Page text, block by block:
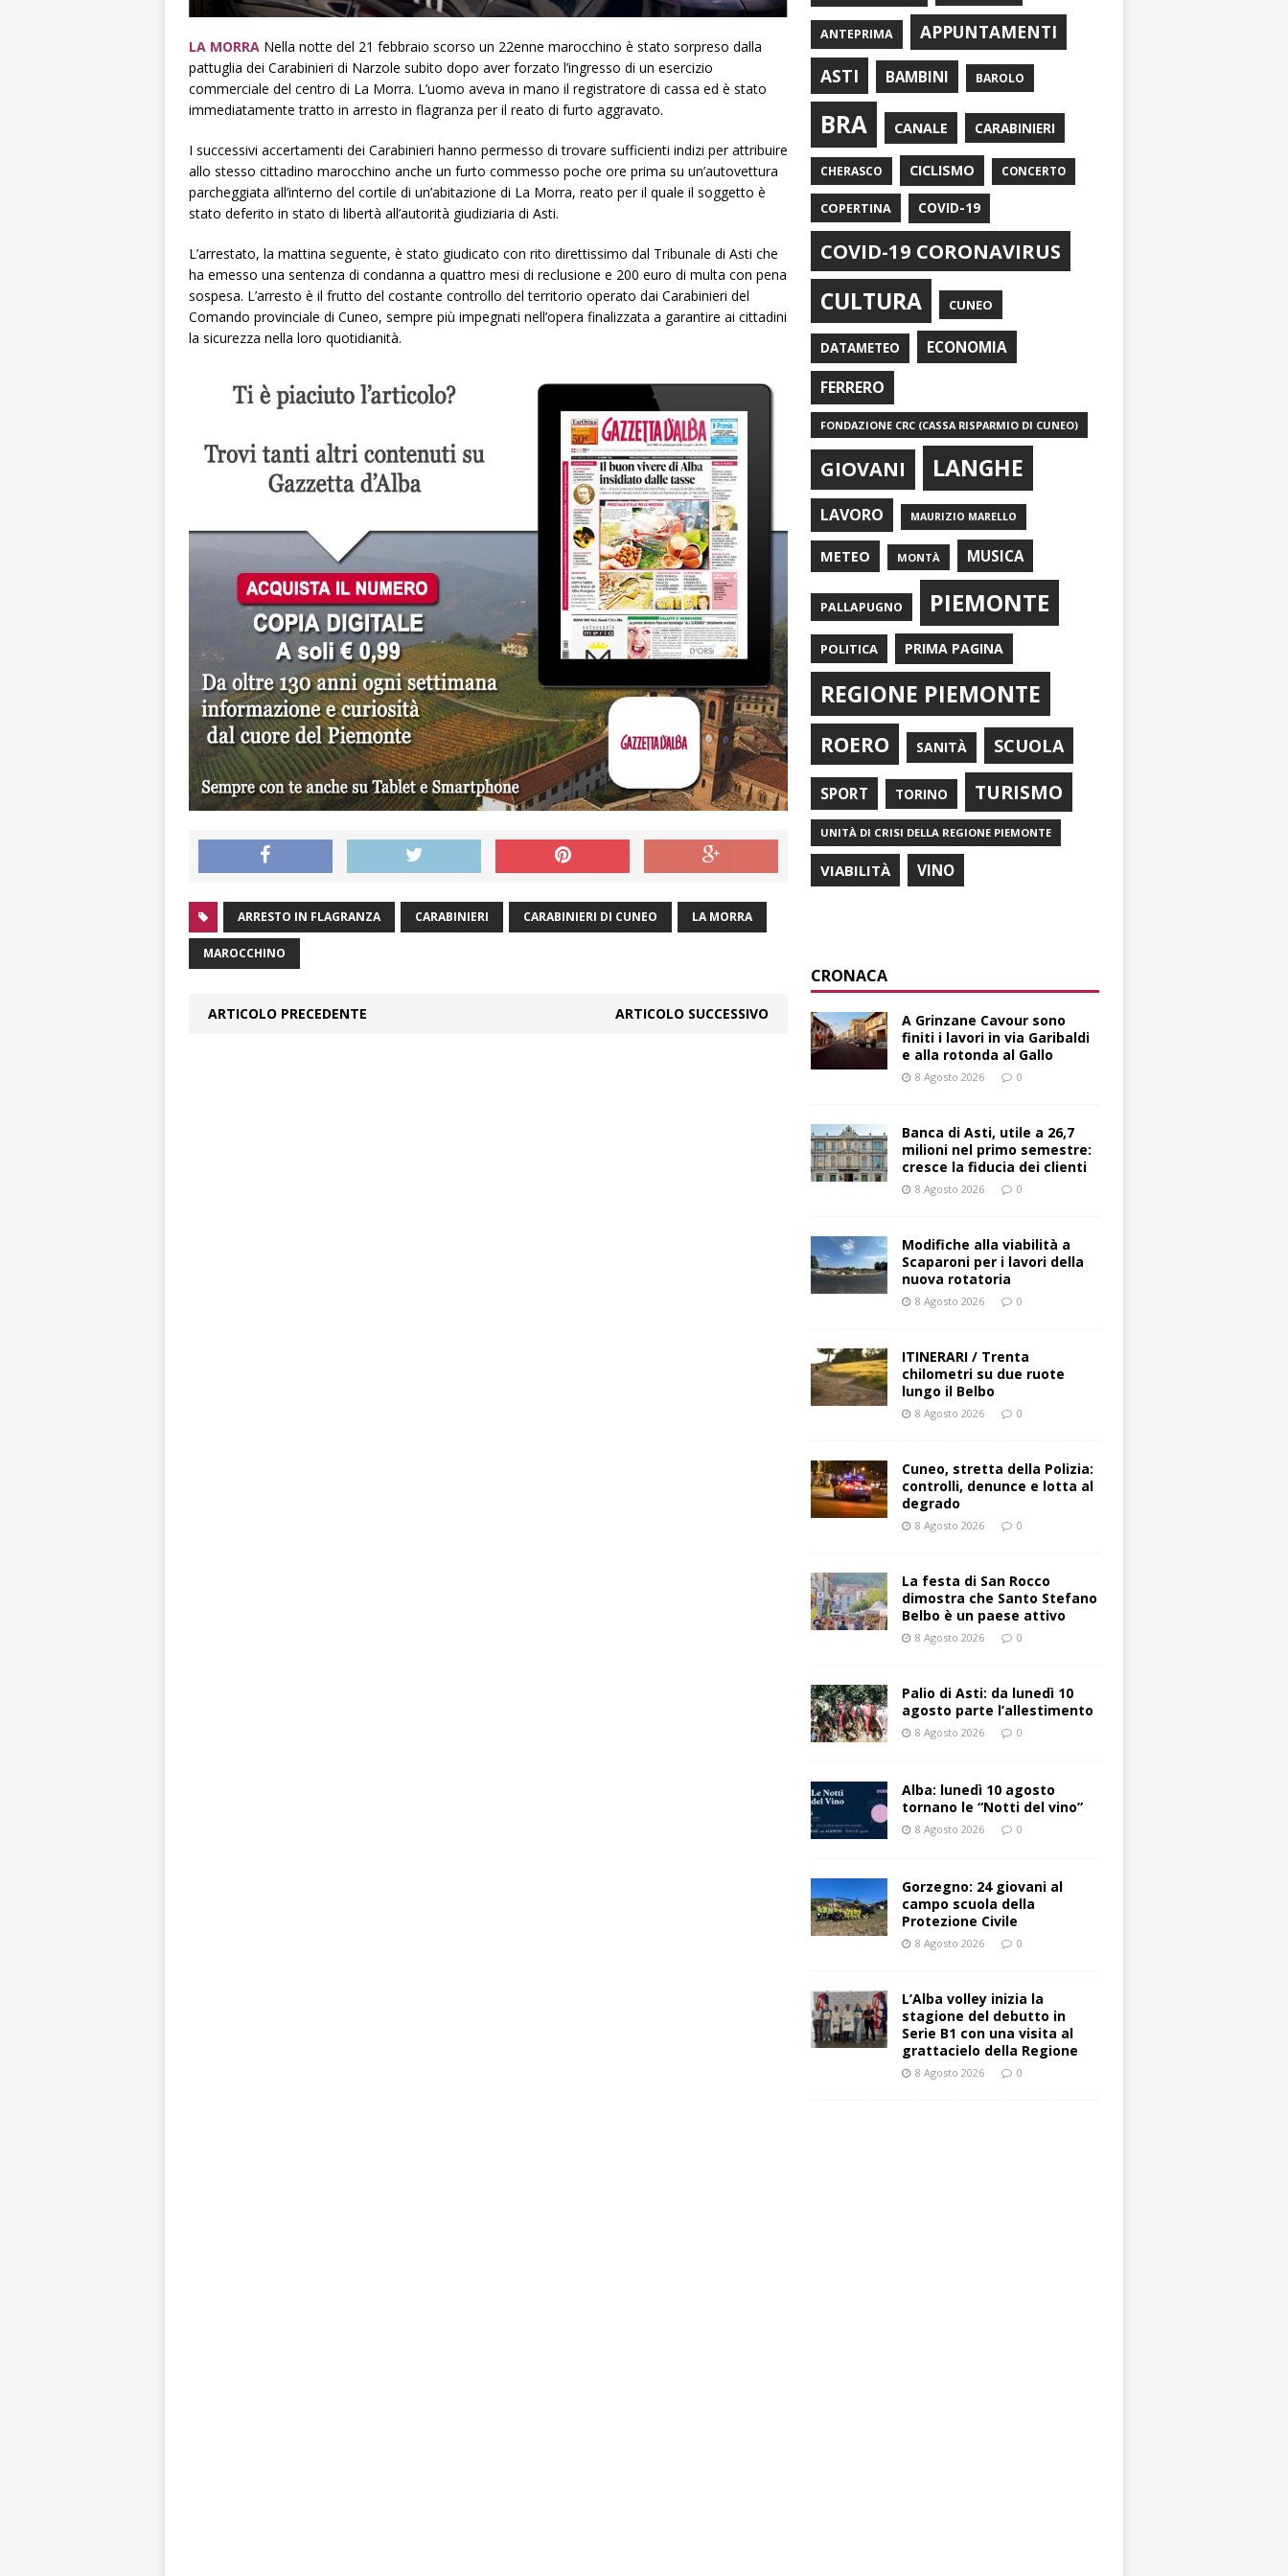
LA MORRA Nella notte del 21 febbraio scorso un 22enne marocchino è stato sorpreso dalla
pattuglia dei Carabinieri di Narzole subito dopo aver forzato l’ingresso di un esercizio
commerciale del centro di La Morra. L’uomo aveva in mano il registratore di cassa ed è stato
immediatamente tratto in arresto in flagranza per il reato di furto aggravato.
I successivi accertamenti dei Carabinieri hanno permesso di trovare sufficienti indizi per attribuire
allo stesso cittadino marocchino anche un furto commesso poche ore prima su un’autovettura
parcheggiata all’interno del cortile di un’abitazione di La Morra, reato per il quale il soggetto è
stato deferito in stato di libertà all’autorità giudiziaria di Asti.
L’arrestato, la mattina seguente, è stato giudicato con rito direttissimo dal Tribunale di Asti che
ha emesso una sentenza di condanna a quattro mesi di reclusione e 200 euro di multa con pena
sospesa. L’arresto è il frutto del costante controllo del territorio operato dai Carabinieri del
Comando provinciale di Cuneo, sempre più impegnati nell’opera finalizzata a garantire ai cittadini
la sicurezza nella loro quotidianità.
ARRESTO IN FLAGRANZA CARABINIERI CARABINIERI DI CUNEO LA MORRA
MAROCCHINO
ARTICOLO PRECEDENTE ARTICOLO SUCCESSIVO
ANTEPRIMA
APPUNTAMENTI
ASTI
BAMBINI BAROLO
BRA CANALE CARABINIERI
CHERASCO CICLISMO CONCERTO
COPERTINA COVID-19
COVID-19 CORONAVIRUS
CULTURA CUNEO
DATAMETEO ECONOMIA
FERRERO
FONDAZIONE CRC (CASSA RISPARMIO DI CUNEO)
GIOVANI LANGHE
LAVORO MAURIZIO MARELLO
METEO MONTÀ MUSICA
PALLAPUGNO PIEMONTE
POLITICA PRIMA PAGINA
REGIONE PIEMONTE
ROERO SANITÀ SCUOLA
SPORT TORINO TURISMO
UNITÀ DI CRISI DELLA REGIONE PIEMONTE
VIABILITÀ VINO
CRONACA
A Grinzane Cavour sono
finiti i lavori in via Garibaldi
e alla rotonda al Gallo
8 Agosto 2026 0
Banca di Asti, utile a 26,7
milioni nel primo semestre:
cresce la fiducia dei clienti
8 Agosto 2026 0
Modifiche alla viabilità a
Scaparoni per i lavori della
nuova rotatoria
8 Agosto 2026 0
ITINERARI / Trenta
chilometri su due ruote
lungo il Belbo
8 Agosto 2026 0
Cuneo, stretta della Polizia:
controlli, denunce e lotta al
degrado
8 Agosto 2026 0
La festa di San Rocco
dimostra che Santo Stefano
Belbo è un paese attivo
8 Agosto 2026 0
Palio di Asti: da lunedì 10
agosto parte l’allestimento
8 Agosto 2026 0
Alba: lunedì 10 agosto
tornano le “Notti del vino”
8 Agosto 2026 0
Gorzegno: 24 giovani al
campo scuola della
Protezione Civile
8 Agosto 2026 0
L’Alba volley inizia la
stagione del debutto in
Serie B1 con una visita al
grattacielo della Regione
8 Agosto 2026 0